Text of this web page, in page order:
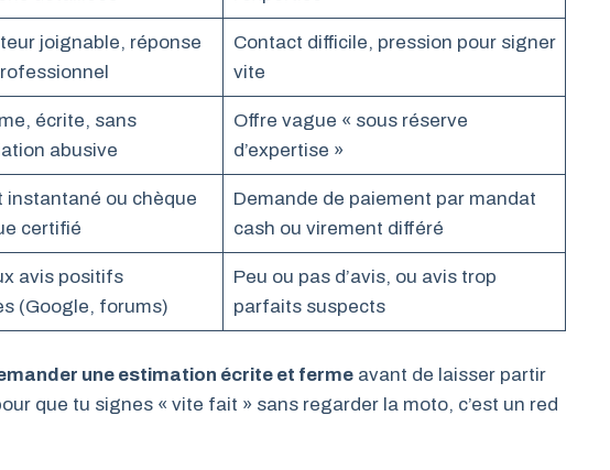
joignable, réponse
Contact difficile, pression pour signer
vite
écrite, sans
abusive
Offre vague « sous réserve
d’expertise »
instantané ou chèque
certifié
Demande de paiement par mandat
cash ou virement différé
avis positifs
(Google, forums)
Peu ou pas d’avis, ou avis trop
parfaits suspects
une estimation écrite et ferme avant de laisser partir
que tu signes « vite fait » sans regarder la moto, c’est un red